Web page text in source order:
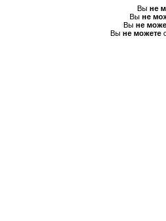
Вы не
Вы не
Вы не
Вы не можете